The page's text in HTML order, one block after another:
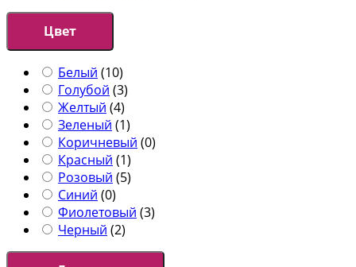
Цвет
Белый (10)
Голубой (3)
Желтый (4)
Зеленый (1)
Коричневый (0)
Красный (1)
Розовый (5)
Синий (0)
Фиолетовый (3)
Черный (2)